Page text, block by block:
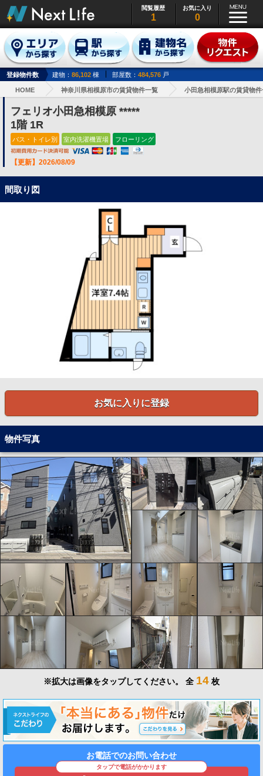
閲覧履歴
1
お気に入り
0
登録物件数 建物： 86,102 棟 部屋数： 484,576 戸
HOME 神奈川県相模原市の賃貸物件一覧 小田急相模原駅の賃貸物件
フェリオ小田急相模原 *****
1階 1R
バス・トイレ別 室内洗濯機置場 フローリング
【更新】2026/08/09
間取り図
お気に入りに登録
物件写真
※拡大は画像をタップしてください。 全 14 枚
お電話でのお問い合わせ
タップで電話がかかります